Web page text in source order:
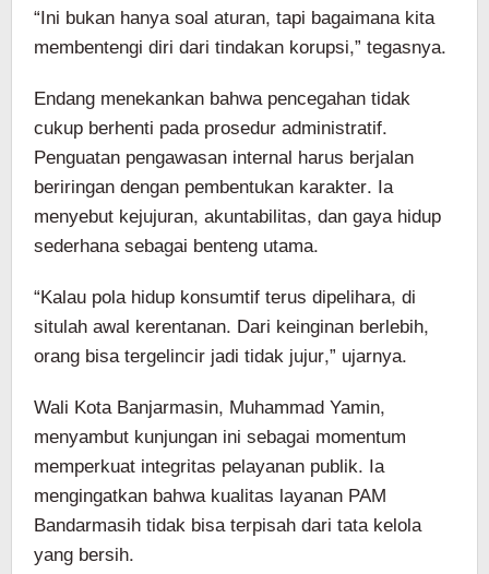
“Ini bukan hanya soal aturan, tapi bagaimana kita
membentengi diri dari tindakan korupsi,” tegasnya.
Endang menekankan bahwa pencegahan tidak
cukup berhenti pada prosedur administratif.
Penguatan pengawasan internal harus berjalan
beriringan dengan pembentukan karakter. Ia
menyebut kejujuran, akuntabilitas, dan gaya hidup
sederhana sebagai benteng utama.
“Kalau pola hidup konsumtif terus dipelihara, di
situlah awal kerentanan. Dari keinginan berlebih,
orang bisa tergelincir jadi tidak jujur,” ujarnya.
Wali Kota Banjarmasin, Muhammad Yamin,
menyambut kunjungan ini sebagai momentum
memperkuat integritas pelayanan publik. Ia
mengingatkan bahwa kualitas layanan PAM
Bandarmasih tidak bisa terpisah dari tata kelola
yang bersih.